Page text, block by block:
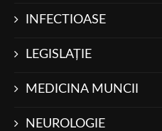
INFECTIOASE
LEGISLAŢIE
MEDICINA MUNCII
NEUROLOGIE